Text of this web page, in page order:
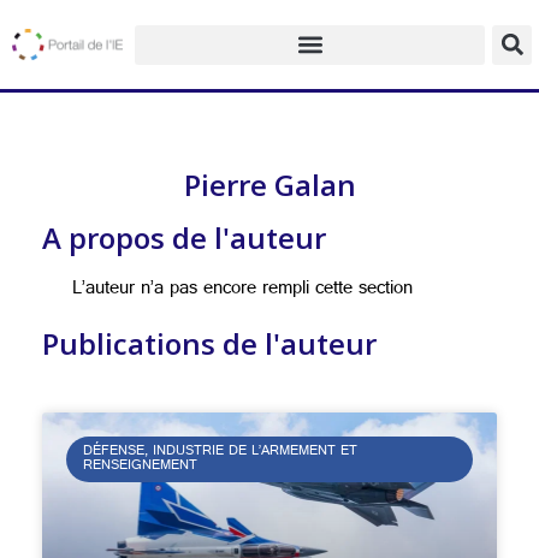
Pierre Galan
A propos de l'auteur
L’auteur n’a pas encore rempli cette section
Publications de l'auteur
DÉFENSE, INDUSTRIE DE L’ARMEMENT ET
RENSEIGNEMENT